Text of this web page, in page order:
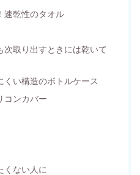
速乾性のタオル
次取り出すときには乾いて
くい構造のボトルケース
コンカバー
くない人に